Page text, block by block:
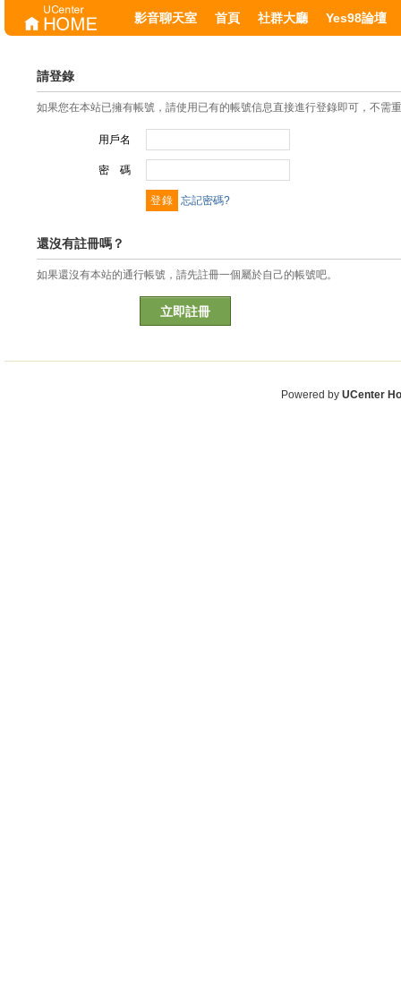
影音聊天室 首頁 社群大廳 Yes98論壇
請登錄
如果您在本站已擁有帳號，請使用已有的帳號信息直接進行登錄即可，不需
用戶名
密 碼
忘記密碼?
還沒有註冊嗎？
如果還沒有本站的通行帳號，請先註冊一個屬於自己的帳號吧。
立即註冊
Powered by UCenter